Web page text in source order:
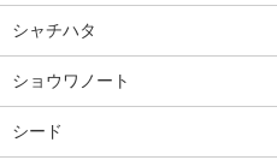
シャチハタ
ショウワノート
シード